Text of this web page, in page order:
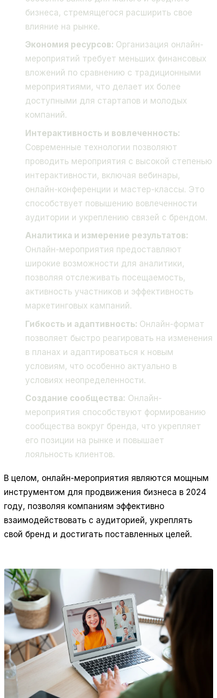
бизнеса, стремящегося расширить свое
влияние на рынке.
Экономия ресурсов: Организация онлайн-
мероприятий требует меньших финансовых
вложений по сравнению с традиционными
мероприятиями, что делает их более
доступными для стартапов и молодых
компаний.
Интерактивность и вовлеченность:
Современные технологии позволяют
проводить мероприятия с высокой степенью
интерактивности, включая вебинары,
онлайн-конференции и мастер-классы. Это
способствует повышению вовлеченности
аудитории и укреплению связей с брендом.
Аналитика и измерение результатов:
Онлайн-мероприятия предоставляют
широкие возможности для аналитики,
позволяя отслеживать посещаемость,
активность участников и эффективность
маркетинговых кампаний.
Гибкость и адаптивность: Онлайн-формат
позволяет быстро реагировать на изменения
в планах и адаптироваться к новым
условиям, что особенно актуально в
условиях неопределенности.
Создание сообщества: Онлайн-
мероприятия способствуют формированию
сообщества вокруг бренда, что укрепляет
его позиции на рынке и повышает
лояльность клиентов.
В целом, онлайн-мероприятия являются мощным
инструментом для продвижения бизнеса в 2024
году, позволяя компаниям эффективно
взаимодействовать с аудиторией, укреплять
свой бренд и достигать поставленных целей.